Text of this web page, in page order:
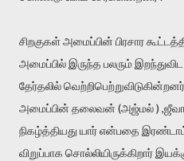
சிறகுகள் அமைப்பின் பிரசார
அமைப்பில் இருந்த பலரும்
தேர்தலில்
அமைப்பின் தலைவன் (அஜ்மல் ) ,ஜீவா
நிகழ்த்தியது யார் என்பதை இரண்டாம்
விறுப்பாக சொல்லியிருக்கிறார்